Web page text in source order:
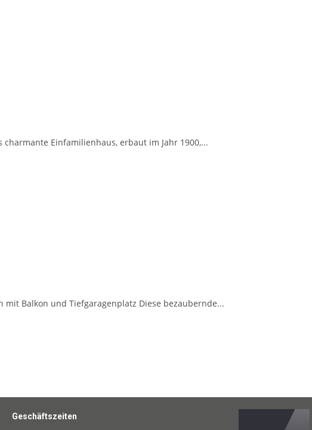
Einfamilienhaus, erbaut im Jahr 1900,...
Balkon und Tiefgaragenplatz Diese bezaubernde...
Geschäftszeiten